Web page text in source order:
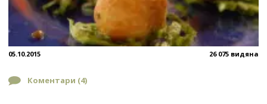
05.10.2015 26 075 видяна
Коментари (4)